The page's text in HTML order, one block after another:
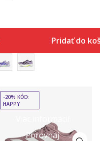
Pridať do
Porovnaj
-20% KÓD:
HAPPY